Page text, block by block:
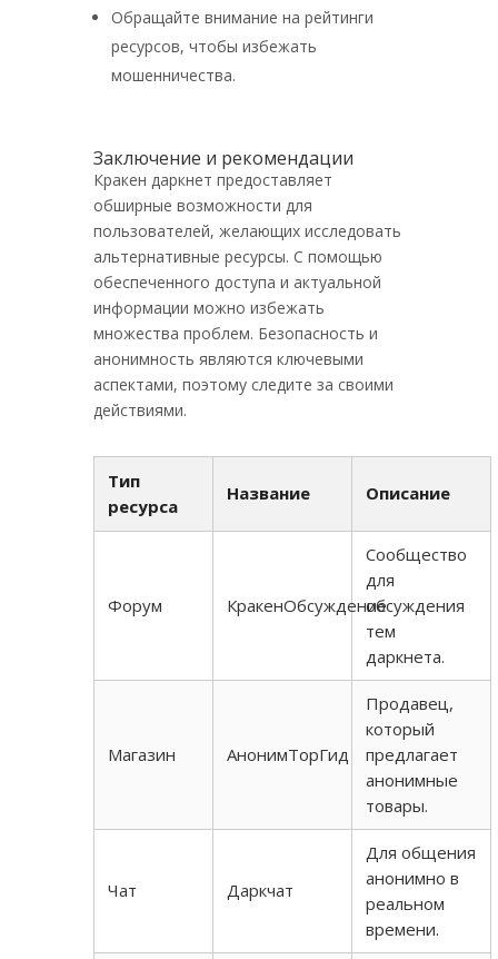
Обращайте внимание на рейтинги
ресурсов, чтобы избежать
мошенничества.
Заключение и рекомендации
Кракен даркнет предоставляет
обширные возможности для
пользователей, желающих исследовать
альтернативные ресурсы. С помощью
обеспеченного доступа и актуальной
информации можно избежать
множества проблем. Безопасность и
анонимность являются ключевыми
аспектами, поэтому следите за своими
действиями.
Тип
ресурса
Название Описание
Форум КракенОбсуждение
Сообщество
для
обсуждения
тем
даркнета.
Магазин АнонимТорГид
Продавец,
который
предлагает
анонимные
товары.
Чат Даркчат
Для общения
анонимно в
реальном
времени.